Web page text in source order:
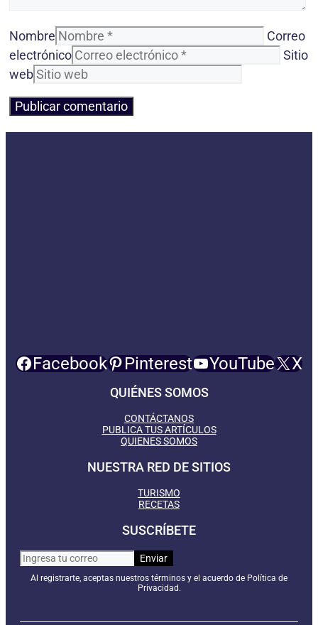
Nombre
Correo
electrónico
Sitio
web
Facebook Pinterest YouTube X
QUIÉNES SOMOS
CONTÁCTANOS
PUBLICA TUS ARTÍCULOS
QUIENES SOMOS
NUESTRA RED DE SITIOS
TURISMO
RECETAS
SUSCRÍBETE
Al registrarte, aceptas nuestros términos y el acuerdo de Política de
Privacidad.